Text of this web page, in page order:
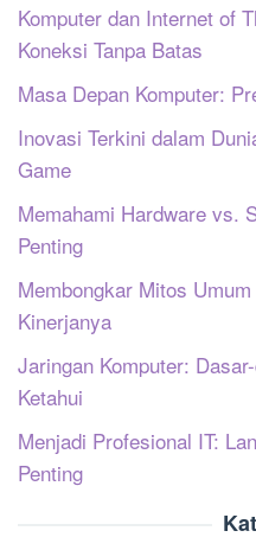
Komputer dan Internet of
Koneksi Tanpa Batas
Masa Depan Komputer:
Inovasi Terkini dalam
Game
Memahami Hardware vs.
Penting
Membongkar Mitos
Kinerjanya
Jaringan Komputer:
Ketahui
Menjadi Profesional IT:
Penting